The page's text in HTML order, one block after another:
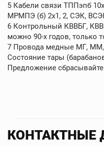
5 Кабели связи ТППэпб
МРМПЭ (б) 2х1, 2, СЭК,
6 Контрольный КВВБГ,
можно 90-х годов, только
7 Провода медные МГ,
Состояние тары
Предложение
КОНТАКТНЫЕ